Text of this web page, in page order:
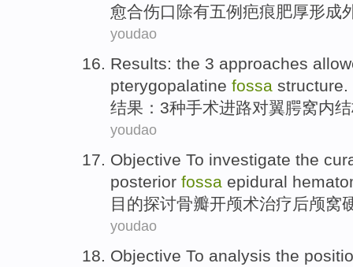
愈合伤口 除有五例 疤痕肥厚形成
youdao
Results: the 3 approaches
pterygopalatine fossa structure.
结果 ： 3种手术进路对翼腭窝内
youdao
Objective To investigate the
posterior fossa epidural
目的探讨骨瓣开颅术治疗后颅窝
youdao
Objective To analysis the